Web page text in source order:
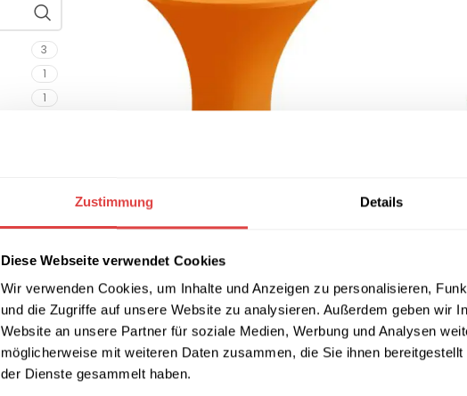
Zustimmung Details
Diese Webseite verwendet Cookies
Wir verwenden Cookies, um Inhalte und Anzeigen zu personalisieren,
und die Zugriffe auf unsere Website zu analysieren. Außerdem geben wir
Website an unsere Partner für soziale Medien, Werbung und Analysen
möglicherweise mit weiteren Daten zusammen, die Sie ihnen
der Dienste gesammelt haben.
3
1
1
2
1
1
1
7
-25%
Orange
17,79 €–23,74€(inkl. MwSt.)
AUSFÜHRUNG WÄHLEN
59,44€
IN DEN